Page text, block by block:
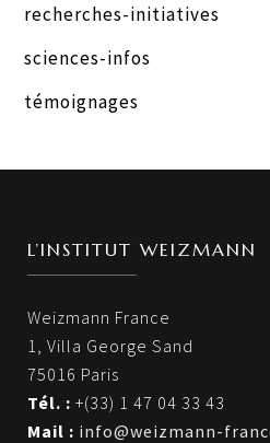
recherches-initiatives
sciences-infos
témoignages
L’INSTITUT WEIZMANN
Weizmann France
1, Villa George Sand
75016 Paris
Tél. : +(33) 1 47 04 33 43
Mail : info@weizmann-